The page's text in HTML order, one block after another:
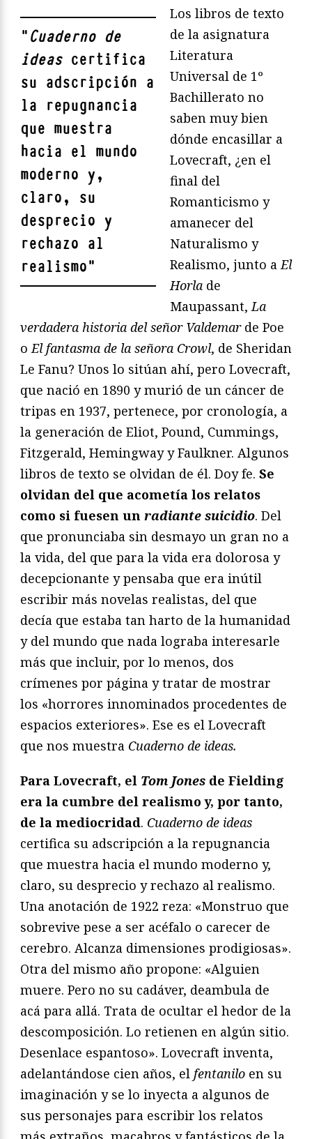
"Cuaderno de
ideas certifica
su adscripción a
la repugnancia
que muestra
hacia el mundo
moderno y,
claro, su
desprecio y
rechazo al
realismo"
Los libros de texto
de la asignatura
Literatura
Universal de 1º
Bachillerato no
saben muy bien
dónde encasillar a
Lovecraft, ¿en el
final del
Romanticismo y
amanecer del
Naturalismo y
Realismo, junto aEl
Horla de
Maupassant,La
verdadera historia del señor Valdemarde Poe
oEl fantasma de la señora Crowl, de Sheridan
Le Fanu? Unos lo sitúan ahí, pero Lovecraft,
que nació en 1890 y murió de un cáncer de
tripas en 1937, pertenece, por cronología, a
la generación de Eliot, Pound, Cummings,
Fitzgerald, Hemingway y Faulkner. Algunos
libros de texto se olvidan de él. Doy fe. Se
olvidan del que acometía los relatos
como si fuesen un radiante suicidio. Del
que pronunciaba sin desmayo un gran no a
la vida, del que para la vida era dolorosa y
decepcionante y pensaba que era inútil
escribir más novelas realistas, del que
decía que estaba tan harto de la humanidad
y del mundo que nada lograba interesarle
más que incluir, por lo menos, dos
crímenes por página y tratar de mostrar
los «horrores innominados procedentes de
espacios exteriores». Ese es el Lovecraft
que nos muestra Cuaderno de ideas.
Para Lovecraft, el Tom Jones de Fielding
era la cumbre del realismo y, por tanto,
de la mediocridad. Cuaderno de ideas
certifica su adscripción a la repugnancia
que muestra hacia el mundo moderno y,
claro, su desprecio y rechazo al realismo.
Una anotación de 1922 reza: «Monstruo que
sobrevive pese a ser acéfalo o carecer de
cerebro. Alcanza dimensiones prodigiosas».
Otra del mismo año propone: «Alguien
muere. Pero no su cadáver, deambula de
acá para allá. Trata de ocultar el hedor de la
descomposición. Lo retienen en algún sitio.
Desenlace espantoso». Lovecraft inventa,
adelantándose cien años, el fentanilo en su
imaginación y se lo inyecta a algunos de
sus personajes para escribir los relatos